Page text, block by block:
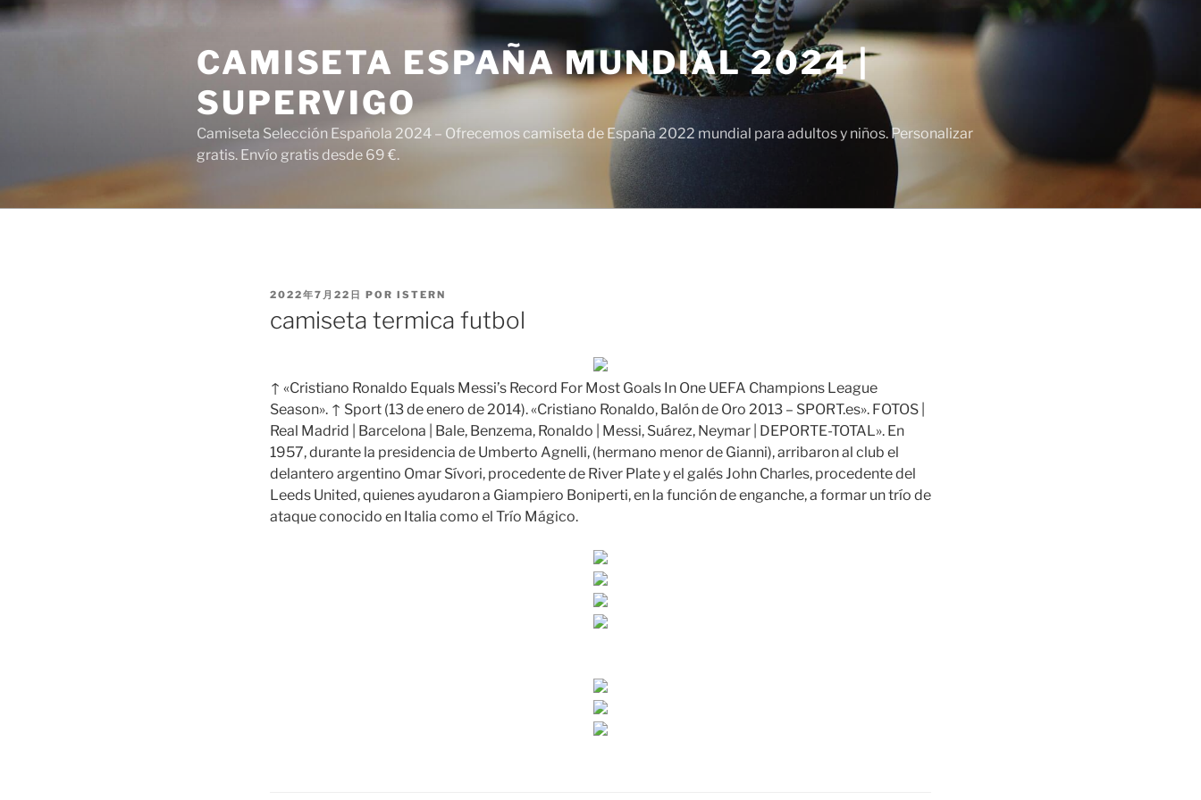
Saltar
al
CAMISETA ESPAÑA MUNDIAL 2024 |
SUPERVIGO
Camiseta Selección Española 2024 – Ofrecemos camiseta de España 2022 mundial para adultos y niños. Personalizar
gratis. Envío gratis desde 69 €.
PUBLICADO
2022年7月22日 POR ISTERN
camiseta termica futbol
↑ «Cristiano Ronaldo Equals Messi’s Record For Most Goals In One UEFA Champions League
Season». ↑ Sport (13 de enero de 2014). «Cristiano Ronaldo, Balón de Oro 2013 – SPORT.es». FOTOS |
Real Madrid | Barcelona | Bale, Benzema, Ronaldo | Messi, Suárez, Neymar | DEPORTE-TOTAL». En
1957, durante la presidencia de Umberto Agnelli, (hermano menor de Gianni), arribaron al club el
delantero argentino Omar Sívori, procedente de River Plate y el galés John Charles, procedente del
Leeds United, quienes ayudaron a Giampiero Boniperti, en la función de enganche, a formar un trío de
ataque conocido en Italia como el Trío Mágico.